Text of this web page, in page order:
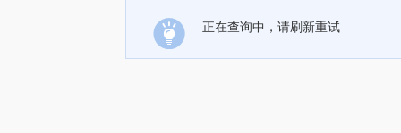
正在查询中，请刷新重试